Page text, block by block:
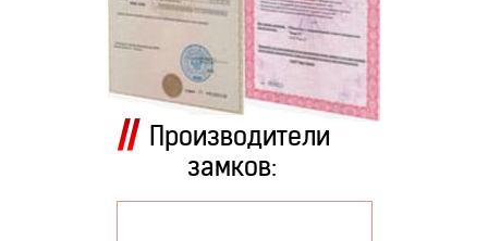
Производители
замков: